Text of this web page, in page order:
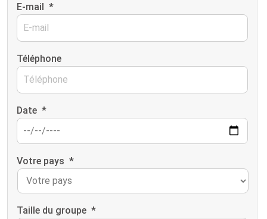
E-mail *
Téléphone
Date *
Votre pays *
Taille du groupe *